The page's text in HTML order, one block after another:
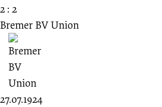
2 : 2
Bremer BV Union
27.07.1924